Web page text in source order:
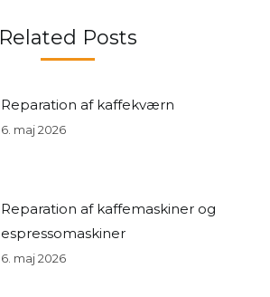
Related Posts
Reparation af kaffekværn
6. maj 2026
Reparation af kaffemaskiner og
espressomaskiner
6. maj 2026